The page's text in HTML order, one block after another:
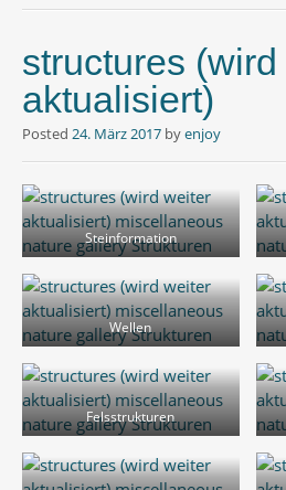
structures
aktualisiert)
Posted 24. März 2017 byenjoy
Steinformation
Wellen
Felsstrukturen